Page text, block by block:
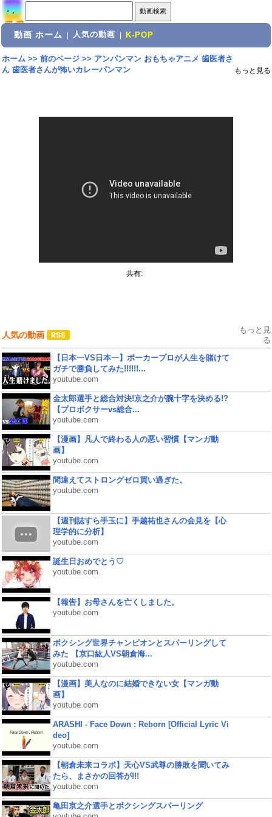
動画 ホーム 人気の動画 K-POP
ホーム>> 前のページ>> アンパンマン おもちゃアニメ 歯医者さ
ん 歯医者さんが怖いカレーパンマン
もっと見る
共有:
人気の動画
もっと見
る
【日本一VS日本一】ポーカープロが人生を賭けて
ガチで勝負してみた!!!!!!...
youtube.com
金太郎選手と総合対決!京之介が腕十字を決める!?
【プロボクサーvs総合...
youtube.com
【漫画】凡人で終わる人の悪い習慣【マンガ動
画】
youtube.com
間違えてストロングゼロ買い過ぎた。
youtube.com
【週刊誌すら手玉に】手越祐也さんの会見を【心
理学的に分析】
youtube.com
誕生日おめでとう♡
youtube.com
【報告】お母さんを亡くしました。
youtube.com
ボクシング世界チャンピオンとスパーリングして
みた 【京口紘人VS朝倉海...
youtube.com
【漫画】美人なのに結婚できない女【マンガ動
画】
youtube.com
ARASHI - Face Down : Reborn [Official Lyric Vi
deo]
youtube.com
【朝倉未来コラボ】天心VS武尊の勝敗を聞いてみ
たら、まさかの回答が!!!
youtube.com
亀田京之介選手とボクシングスパーリング